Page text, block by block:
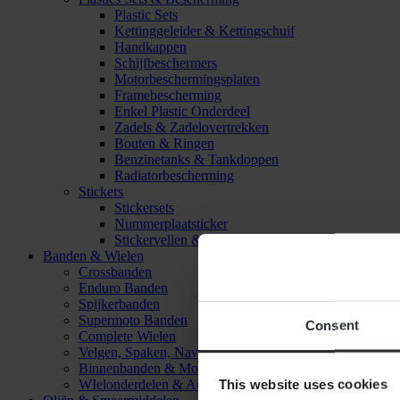
Consent
This website uses cookies
Plastic Sets
Kettinggeleider & Kettingschuif
Handkappen
Schijfbeschermers
Motorbeschermingsplaten
Framebescherming
Enkel Plastic Onderdeel
Zadels & Zadelovertrekken
Bouten & Ringen
Benzinetanks & Tankdoppen
Radiatorbescherming
Stickers
Stickersets
Nummerplaatsticker
Stickervellen & Stickers
Banden & Wielen
Crossbanden
Enduro Banden
Spijkerbanden
Supermoto Banden
Complete Wielen
Velgen, Spaken, Naven & Lagers
Binnenbanden & Mousses
WIelonderdelen & Accessoires